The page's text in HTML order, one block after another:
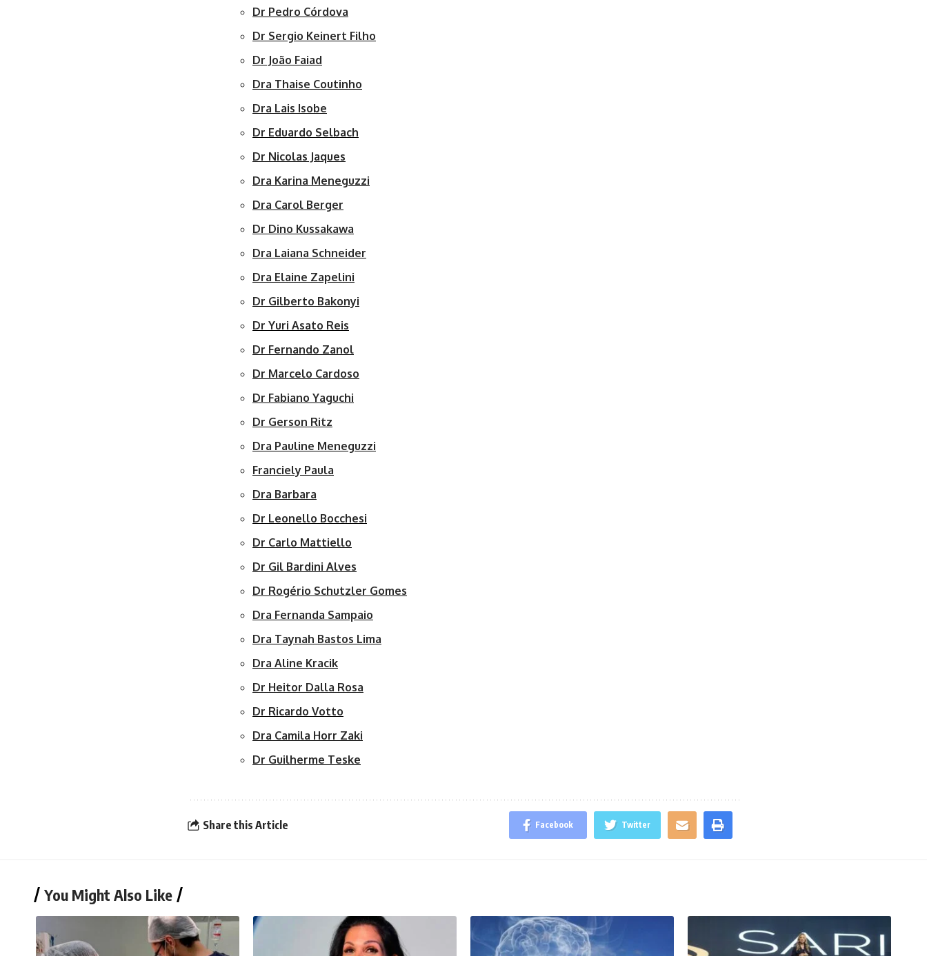
Dr Pedro Córdova
Dr Sergio Keinert Filho
Dr João Faiad
Dra Thaise Coutinho
Dra Lais Isobe
Dr Eduardo Selbach
Dr Nicolas Jaques
Dra Karina Meneguzzi
Dra Carol Berger
Dr Dino Kussakawa
Dra Laiana Schneider
Dra Elaine Zapelini
Dr Gilberto Bakonyi
Dr Yuri Asato Reis
Dr Fernando Zanol
Dr Marcelo Cardoso
Dr Fabiano Yaguchi
Dr Gerson Ritz
Dra Pauline Meneguzzi
Franciely Paula
Dra Barbara
Dr Leonello Bocchesi
Dr Carlo Mattiello
Dr Gil Bardini Alves
Dr Rogério Schutzler Gomes
Dra Fernanda Sampaio
Dra Taynah Bastos Lima
Dra Aline Kracik
Dr Heitor Dalla Rosa
Dr Ricardo Votto
Dra Camila Horr Zaki
Dr Guilherme Teske
Share this Article Facebook Twitter
You Might Also Like